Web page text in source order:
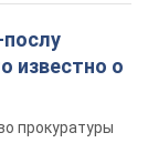
известно о
прокуратуры